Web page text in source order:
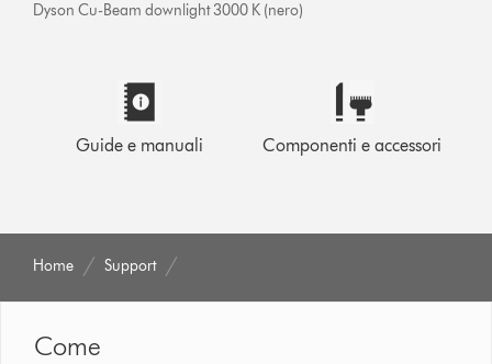
Dyson Cu-Beam downlight 3000 K (nero)
Guide e manuali Componenti e accessori
Home Support
Come